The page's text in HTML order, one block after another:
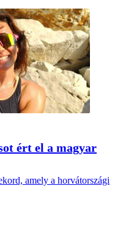
ért el a magyar
amely a horvátországi